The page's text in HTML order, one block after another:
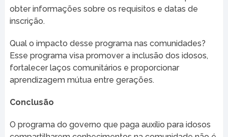
obter informações sobre os requisitos e datas de
inscrição.
Qual o impacto desse programa nas comunidades?
Esse programa visa promover a inclusão dos idosos,
fortalecer laços comunitários e proporcionar
aprendizagem mútua entre gerações.
Conclusão
O programa do governo que paga auxílio para idosos